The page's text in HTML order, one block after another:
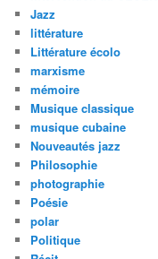
Jazz
littérature
Littérature écolo
marxisme
mémoire
Musique classique
musique cubaine
Nouveautés jazz
Philosophie
photographie
Poésie
polar
Politique